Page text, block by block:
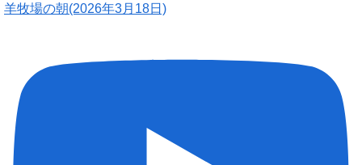
羊牧場の朝(2026年3月18日)